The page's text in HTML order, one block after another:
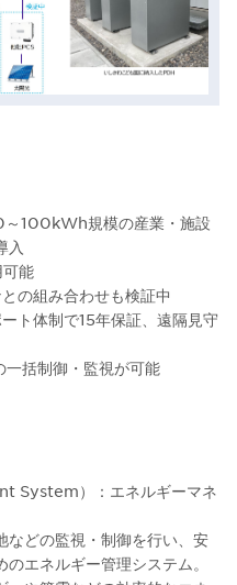
100kWh規模の産業・施設
入
能
の組み合わせも検証中
ト体制で15年保証、遠隔見守
括制御・監視が可能
）：エネルギーマネ
などの監視・制御を行い、安
エネルギー管理システム。